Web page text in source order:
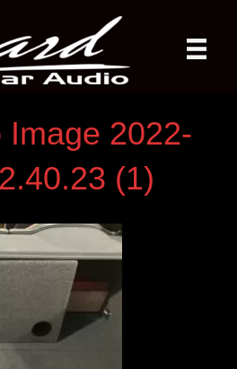
2022-
(1)